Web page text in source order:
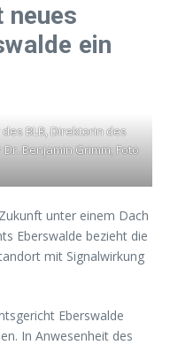
neues
ein
BLB, Direktorin des
Benjamin Grimm; Foto
unter einem Dach
Eberswalde bezieht die
mit Signalwirkung
Eberswalde
In Anwesenheit des